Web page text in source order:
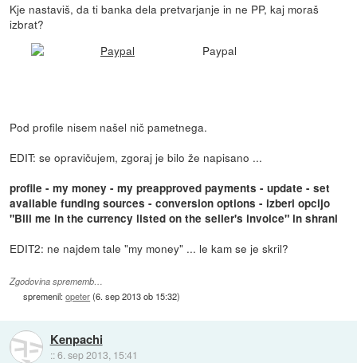
Kje nastaviš, da ti banka dela pretvarjanje in ne PP, kaj moraš
izbrat?
Paypal
Pod profile nisem našel nič pametnega.
EDIT: se opravičujem, zgoraj je bilo že napisano ...
profile - my money - my preapproved payments - update - set
available funding sources - conversion options - izberi opcijo
"Bill me in the currency listed on the seller's invoice" in shrani
EDIT2: ne najdem tale "my money" ... le kam se je skril?
Zgodovina sprememb…
spremenil:opeter(6. sep 2013 ob 15:32)
Kenpachi
::6. sep 2013, 15:41